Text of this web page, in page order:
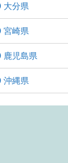
大分県
宮崎県
鹿児島県
沖縄県